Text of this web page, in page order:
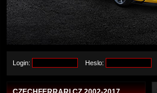
Login: Heslo: